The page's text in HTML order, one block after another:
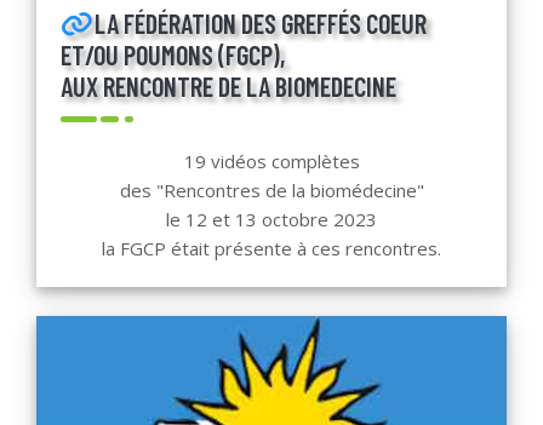
LA FÉDÉRATION DES GREFFÉS COEUR
ET/OU POUMONS (FGCP),
AUX RENCONTRE DE LA BIOMEDECINE
19 vidéos complètes
des "Rencontres de la biomédecine"
le 12 et 13 octobre 2023
la FGCP était présente à ces rencontres.